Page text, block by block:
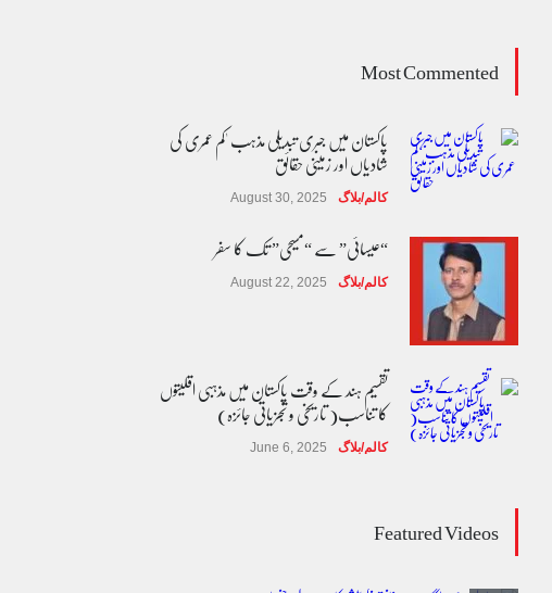
Most Commented
پاکستان میں جبری تبدیلی مذہب 'کم عمری کی
شادیاں اور زمینی حقائق
کالم/بلاگ August 30, 2025
“عیسائی” سے “مسیحی” تک کا سفر
کالم/بلاگ August 22, 2025
تقسیم ہند کے وقت پاکستان میں مذہبی اقلیتوں
کا تناسب( تاریخی و تجزیاتی جائزہ)
کالم/بلاگ June 6, 2025
بیٹیاں
Featured Videos